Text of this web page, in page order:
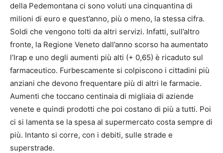
della Pedemontana ci sono voluti una cinquantina di
milioni di euro e quest’anno, più o meno, la stessa cifra.
Soldi che vengono tolti da altri servizi. Infatti, sull’altro
fronte, la Regione Veneto dall’anno scorso ha aumentato
l’Irap e uno degli aumenti più alti (+ 0,65) è ricaduto sul
farmaceutico. Furbescamente si colpiscono i cittadini più
anziani che devono frequentare più di altri le farmacie.
Aumenti che toccano centinaia di migliaia di aziende
venete e quindi prodotti che poi costano di più a tutti. Poi
ci si lamenta se la spesa al supermercato costa sempre di
più. Intanto si corre, con i debiti, sulle strade e
superstrade.